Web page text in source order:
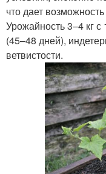
что дает
Урожайность 3–4 кг
(45–48 дней),
ветвистости.